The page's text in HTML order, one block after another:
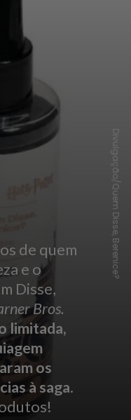
de quem
e o
Disse,
Bros.
limitada,
os
à saga.
Divulgação/Quem Disse, Berenice?